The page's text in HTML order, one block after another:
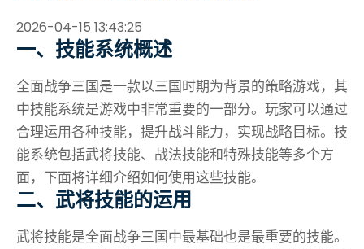
2026-04-15 13:43:25
一、技能系统概述
全面战争三国是一款以三国时期为背景的策略游戏，其
中技能系统是游戏中非常重要的一部分。玩家可以通过
合理运用各种技能，提升战斗能力，实现战略目标。技
能系统包括武将技能、战法技能和特殊技能等多个方
面，下面将详细介绍如何使用这些技能。
二、武将技能的运用
武将技能是全面战争三国中最基础也是最重要的技能。